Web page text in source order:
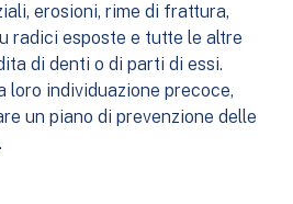
erosioni, rime di frattura,
radici esposte e tutte le altre
di denti o di parti di essi.
loro individuazione precoce,
un piano di prevenzione delle